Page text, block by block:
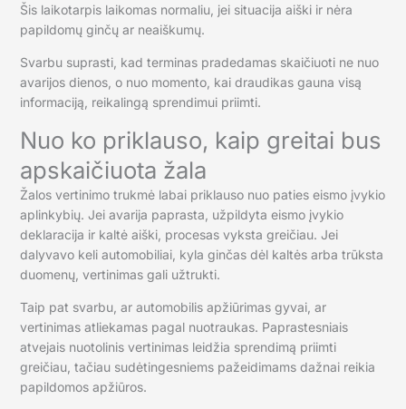
Šis laikotarpis laikomas normaliu, jei situacija aiški ir nėra
papildomų ginčų ar neaiškumų.
Svarbu suprasti, kad terminas pradedamas skaičiuoti ne nuo
avarijos dienos, o nuo momento, kai draudikas gauna visą
informaciją, reikalingą sprendimui priimti.
Nuo ko priklauso, kaip greitai bus
apskaičiuota žala
Žalos vertinimo trukmė labai priklauso nuo paties eismo įvykio
aplinkybių. Jei avarija paprasta, užpildyta eismo įvykio
deklaracija ir kaltė aiški, procesas vyksta greičiau. Jei
dalyvavo keli automobiliai, kyla ginčas dėl kaltės arba trūksta
duomenų, vertinimas gali užtrukti.
Taip pat svarbu, ar automobilis apžiūrimas gyvai, ar
vertinimas atliekamas pagal nuotraukas. Paprastesniais
atvejais nuotolinis vertinimas leidžia sprendimą priimti
greičiau, tačiau sudėtingesniems pažeidimams dažnai reikia
papildomos apžiūros.